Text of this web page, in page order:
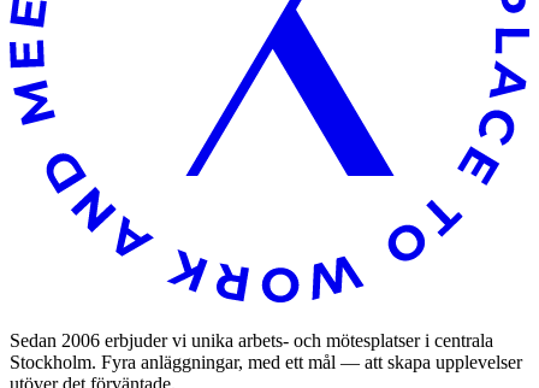
Sedan 2006 erbjuder vi unika arbets- och mötesplatser i centrala
Stockholm. Fyra anläggningar, med ett mål — att skapa upplevelser
utöver det förväntade.